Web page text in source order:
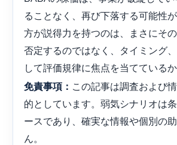
ることなく、再び下落する可能性
方が説得力を持つのは、まさにそ
否定するのではなく、タイミング
して評価規律に焦点を当てているか
免責事項： この記事は調査および
的としています。弱気シナリオは
ースであり、確実な情報や個別の
ん。